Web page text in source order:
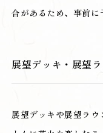
合があるため、事前に
展望デッキ・展望
展望デッキや展望ラ